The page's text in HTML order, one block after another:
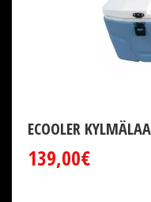
ECOOLER
139,00€